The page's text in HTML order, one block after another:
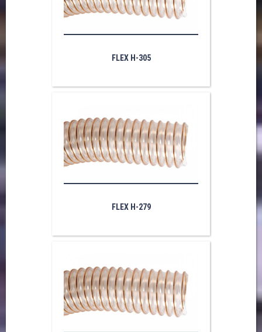
FLEX H-305
FLEX H-279